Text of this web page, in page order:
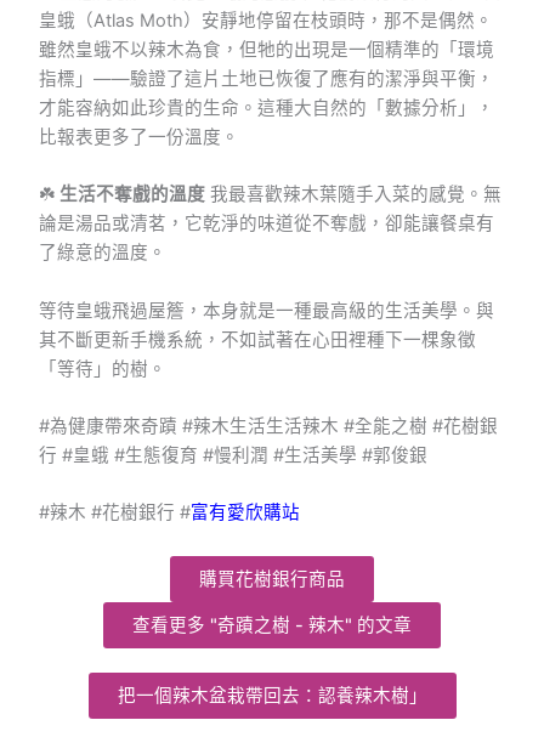
皇蛾（Atlas Moth）安靜地停留在枝頭時，那不是偶然。
雖然皇蛾不以辣木為食，但牠的出現是一個精準的「環境
指標」——驗證了這片土地已恢復了應有的潔淨與平衡，
才能容納如此珍貴的生命。這種大自然的「數據分析」，
比報表更多了一份溫度。
☘️ 生活不奪戲的溫度 我最喜歡辣木葉隨手入菜的感覺。無
論是湯品或清茗，它乾淨的味道從不奪戲，卻能讓餐桌有
了綠意的溫度。
等待皇蛾飛過屋簷，本身就是一種最高級的生活美學。與
其不斷更新手機系統，不如試著在心田裡種下一棵象徵
「等待」的樹。
#為健康帶來奇蹟 #辣木生活生活辣木 #全能之樹 #花樹銀
行 #皇蛾 #生態復育 #慢利潤 #生活美學 #郭俊銀
#辣木 #花樹銀行 #富有愛欣購站
購買花樹銀行商品
查看更多 "奇蹟之樹 - 辣木" 的文章
把一個辣木盆栽帶回去：認養辣木樹」